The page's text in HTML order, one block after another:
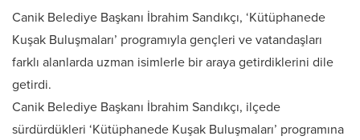
Canik Belediye Başkanı İbrahim Sandıkçı, ‘Kütüphanede
Kuşak Buluşmaları’ programıyla gençleri ve vatandaşları
farklı alanlarda uzman isimlerle bir araya getirdiklerini dile
getirdi.
Canik Belediye Başkanı İbrahim Sandıkçı, ilçede
sürdürdükleri ‘Kütüphanede Kuşak Buluşmaları’ programına